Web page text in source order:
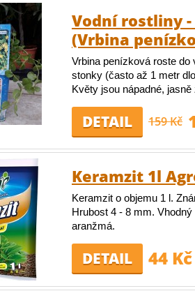
Vodní rostliny
(Vrbina
Vrbina penízková roste
stonky (často až 1 metr
Květy jsou nápadné,
DETAIL 159 Kč
Keramzit 1l
Keramzit o objemu 1 l.
Hrubost 4 - 8 mm.
aranžmá.
DETAIL 44 Kč